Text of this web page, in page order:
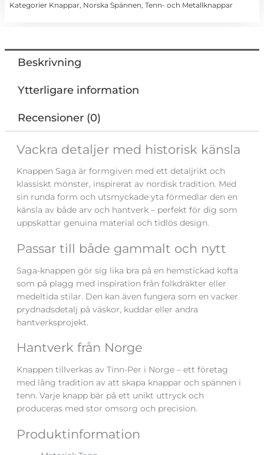
Kategorier Knappar, Norska Spännen, Tenn- och Metallknappar
Beskrivning
Ytterligare information
Recensioner (0)
Vackra detaljer med historisk känsla
Knappen Saga är formgiven med ett detaljrikt och
klassiskt mönster, inspirerat av nordisk tradition. Med
sin runda form och utsmyckade yta förmedlar den en
känsla av både arv och hantverk – perfekt för dig som
uppskattar genuina material och tidlös design.
Passar till både gammalt och nytt
Saga-knappen gör sig lika bra på en hemstickad kofta
som på plagg med inspiration från folkdräkter eller
medeltida stilar. Den kan även fungera som en vacker
prydnadsdetalj på väskor, kuddar eller andra
hantverksprojekt.
Hantverk från Norge
Knappen tillverkas av Tinn-Per i Norge – ett företag
med lång tradition av att skapa knappar och spännen i
tenn. Varje knapp bär på ett unikt uttryck och
produceras med stor omsorg och precision.
Produktinformation